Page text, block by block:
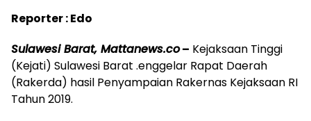
Reporter : Edo
Sulawesi Barat, Mattanews.co– Kejaksaan Tinggi
(Kejati) Sulawesi Barat .enggelar Rapat Daerah
(Rakerda) hasil Penyampaian Rakernas Kejaksaan RI
Tahun 2019.